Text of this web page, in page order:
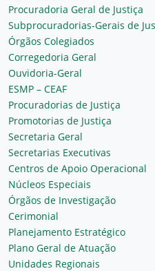
Procuradoria Geral de Justiça
Subprocuradorias-Gerais de
Órgãos Colegiados
Corregedoria Geral
Ouvidoria-Geral
ESMP – CEAF
Procuradorias de Justiça
Promotorias de Justiça
Secretaria Geral
Secretarias Executivas
Centros de Apoio Operacional
Núcleos Especiais
Órgãos de Investigação
Cerimonial
Planejamento Estratégico
Plano Geral de Atuação
Unidades Regionais